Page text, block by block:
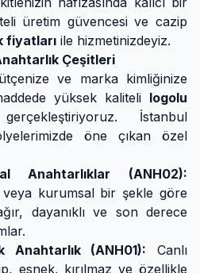
üretim güvencesi ve cazip
fiyatları ile hizmetinizdeyiz.
Çeşitleri
ve marka kimliğinize
yüksek kaliteli logolu
İstanbul
öne çıkan özel
Anahtarlıklar (ANH02):
veya kurumsal bir şekle göre
dayanıklı ve son derece
Anahtarlık (ANH01): Canlı
esnek, kırılmaz ve özellikle